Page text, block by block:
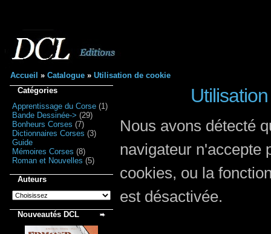
Accueil » Catalogue » Utilisation de cookie
Catégories
Apprentissage du Corse (1)
Bande Dessinée-> (29)
Bonheurs Corses (7)
Dictionnaires Corses (3)
Guide
Mémoires Corses (8)
Roman et Nouvelles (5)
Auteurs
Nouveautés DCL
Nous avons détecté
navigateur n'accepte
cookies, ou la
est désactivée.